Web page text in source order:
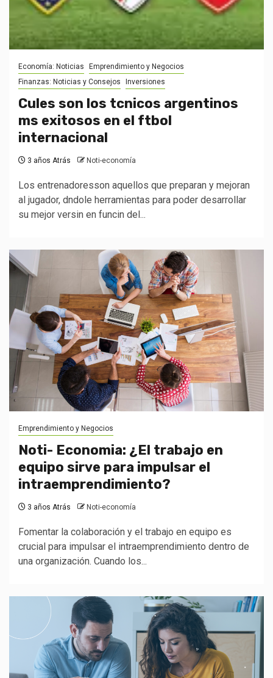
Economía: Noticias
Emprendimiento y Negocios
Finanzas: Noticias y Consejos
Inversiones
Cules son los tcnicos argentinos
ms exitosos en el ftbol
internacional
3 años Atrás Noti-economía
Los entrenadoresson aquellos que preparan y mejoran
al jugador, dndole herramientas para poder desarrollar
su mejor versin en funcin del...
Emprendimiento y Negocios
Noti- Economia: ¿El trabajo en
equipo sirve para impulsar el
intraemprendimiento?
3 años Atrás Noti-economía
Fomentar la colaboración y el trabajo en equipo es
crucial para impulsar el intraemprendimiento dentro de
una organización. Cuando los...